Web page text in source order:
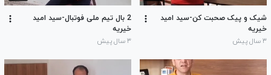
شیک و پیک صحبت کن-سید امید
خیریه
۳ سال پیش
2 بال تیم ملی فوتبال-سید امید
خیریه
۳ سال پیش